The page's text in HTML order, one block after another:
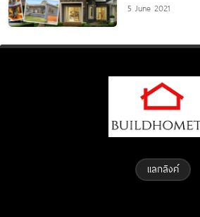
5 June 2021
แลกลิงค์